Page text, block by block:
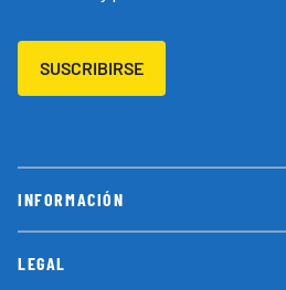
INFORMACIÓN
LEGAL
SUSCRIBIRSE